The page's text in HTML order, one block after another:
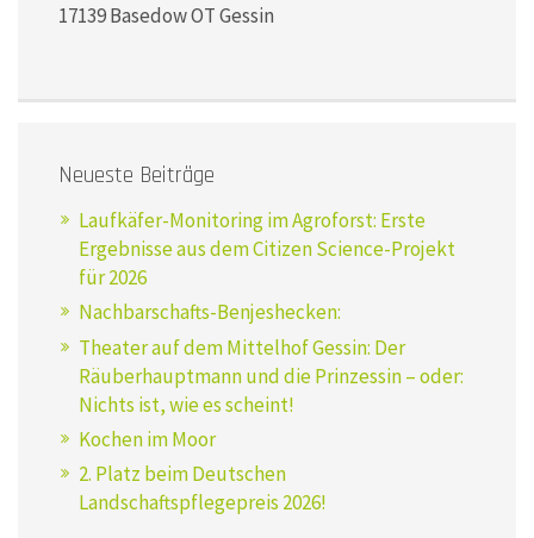
17139 Basedow OT Gessin
Neueste Beiträge
Laufkäfer-Monitoring im Agroforst: Erste
Ergebnisse aus dem Citizen Science-Projekt
für 2026
Nachbarschafts-Benjeshecken:
Theater auf dem Mittelhof Gessin: Der
Räuberhauptmann und die Prinzessin – oder:
Nichts ist, wie es scheint!
Kochen im Moor
2. Platz beim Deutschen
Landschaftspflegepreis 2026!